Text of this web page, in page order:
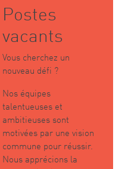
Postes
vacants
Vous cherchez un
nouveau défi ?
Nos équipes
talentueuses et
ambitieuses sont
motivées par une vision
commune pour réussir.
Nous apprécions la